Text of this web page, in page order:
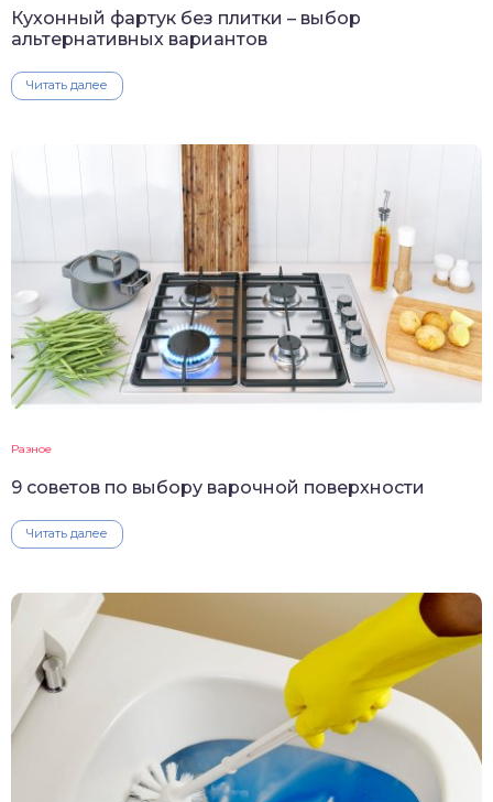
Кухонный фартук без плитки – выбор
альтернативных вариантов
Читать далее
Разное
9 советов по выбору варочной поверхности
Читать далее